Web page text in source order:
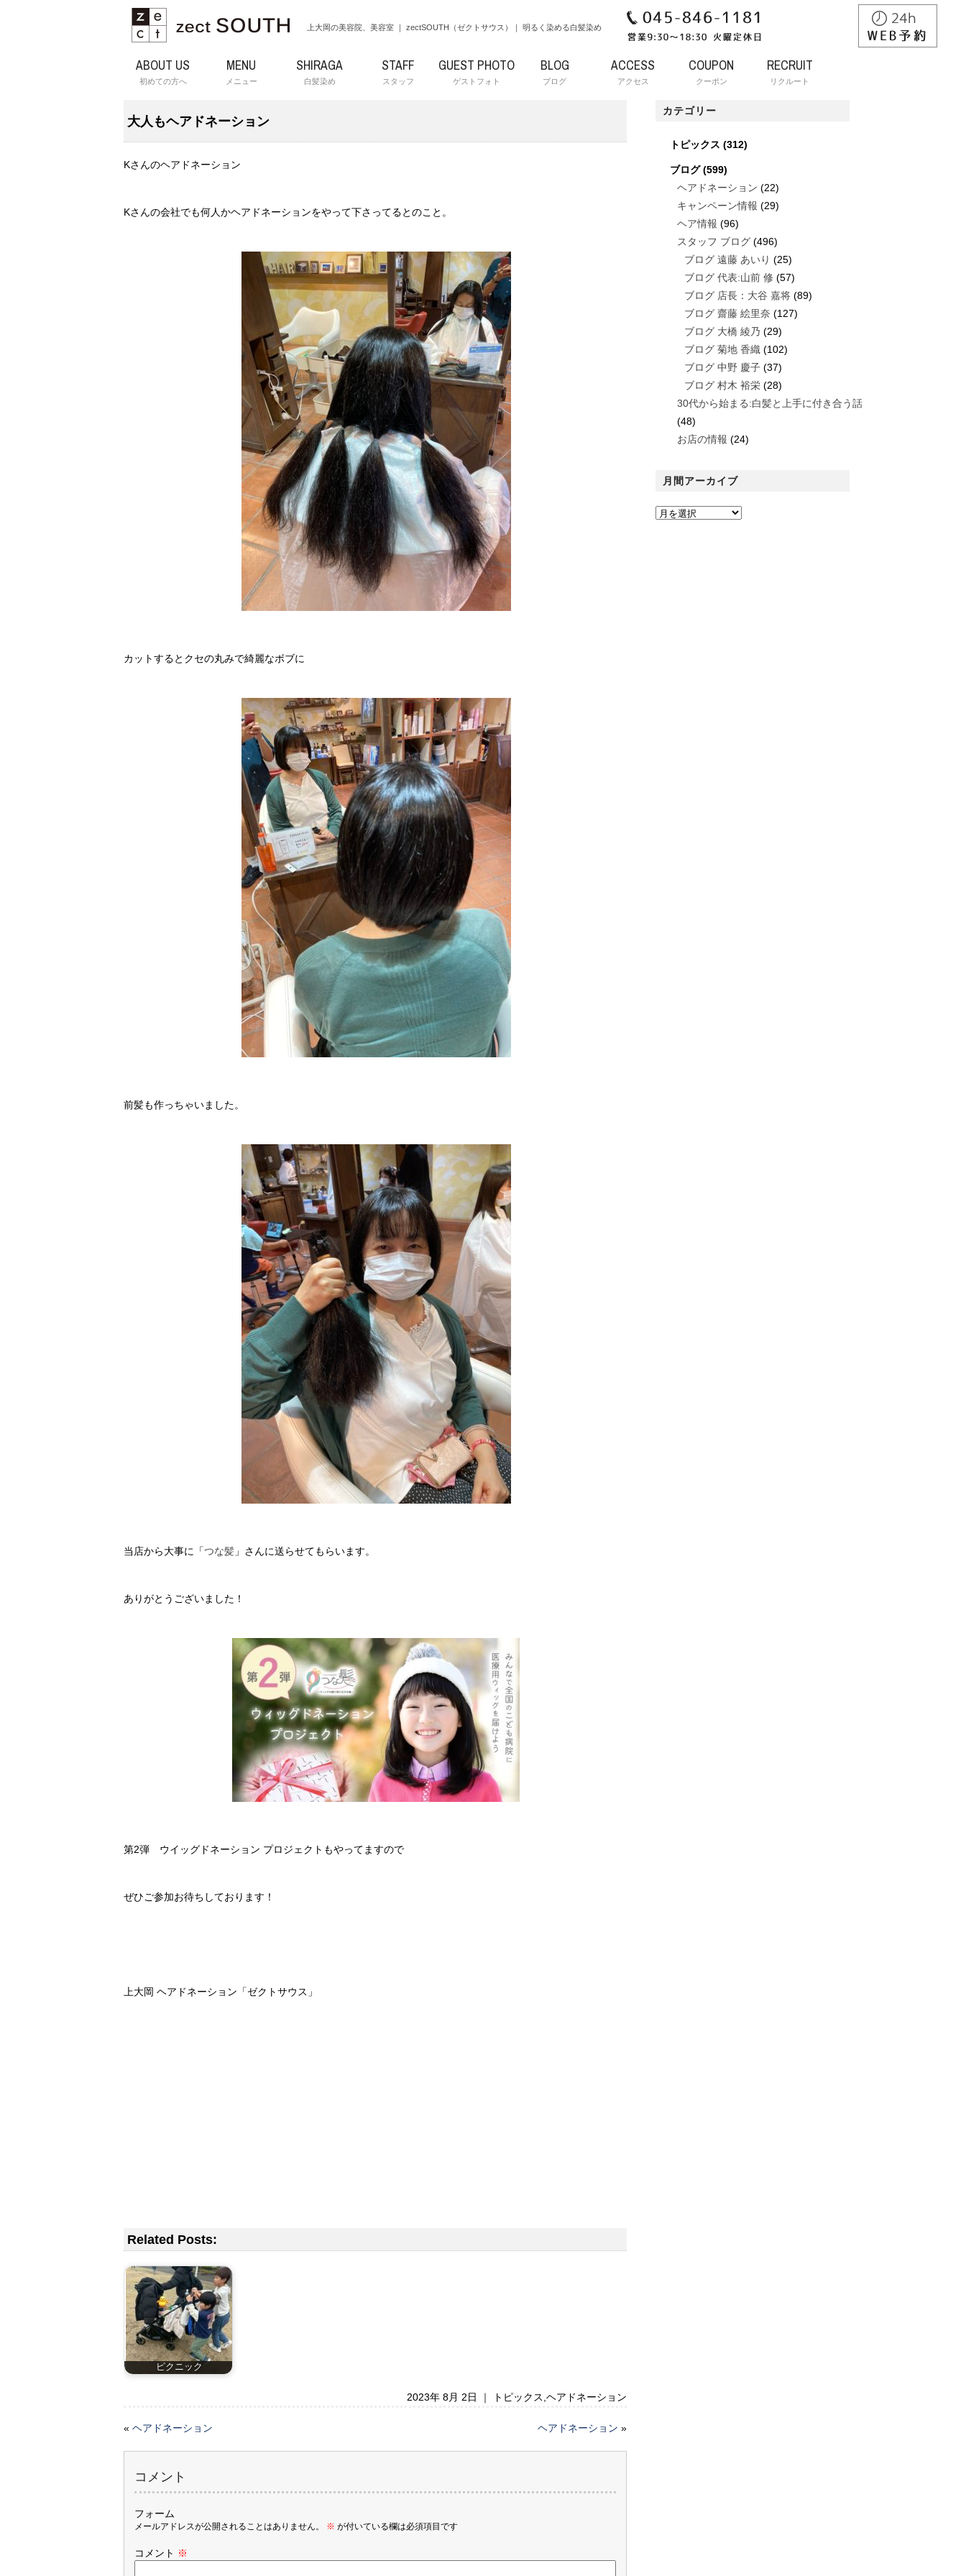
上大岡の美容院、美容室 ｜ zectSOUTH（ゼクトサウス）｜ 明るく染める白髪染め
ABOUT US
初めての方へ
MENU
メニュー
SHIRAGA
白髪染め
STAFF
スタッフ
GUEST PHOTO
ゲストフォト
BLOG
ブログ
ACCESS
アクセス
COUPON
クーポン
RECRUIT
リクルート
大人もヘアドネーション
Kさんのヘアドネーション
Kさんの会社でも何人かヘアドネーションをやって下さってるとのこと。
カットするとクセの丸みで綺麗なボブに
前髪も作っちゃいました。
当店から大事に「つな髪 」さんに送らせてもらいます。
ありがとうございました！
第2弾 ウイッグドネーション プロジェクトもやってますので
ぜひご参加お待ちしております！
上大岡 ヘアドネーション「ゼクトサウス」
Related Posts:
ピクニック
2023年 8月 2日 ｜ トピックス ヘアドネーション
« ヘアドネーション ヘアドネーション »
コメント
フォーム
メールアドレスが公開されることはありません。 ※ が付いている欄は必須項目です
コメント ※
カテゴリー
トピックス (312)
ブログ(599)
ヘアドネーション (22)
キャンペーン情報 (29)
ヘア情報 (96)
スタッフ ブログ (496)
ブログ 遠藤 あいり (25)
ブログ 代表:山前 修 (57)
ブログ 店長：大谷 嘉将 (89)
ブログ 齋藤 絵里奈 (127)
ブログ 大橋 綾乃 (29)
ブログ 菊地 香織 (102)
ブログ 中野 慶子 (37)
ブログ 村木 裕栄 (28)
30代から始まる:白髪と上手に付き合う話
(48)
お店の情報 (24)
月間アーカイブ